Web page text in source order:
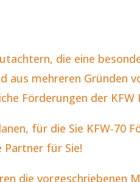
die eine
mehreren Gründen
Förderungen der KFW
für die Sie KFW-70
Partner für Sie!
die vorgeschriebenen